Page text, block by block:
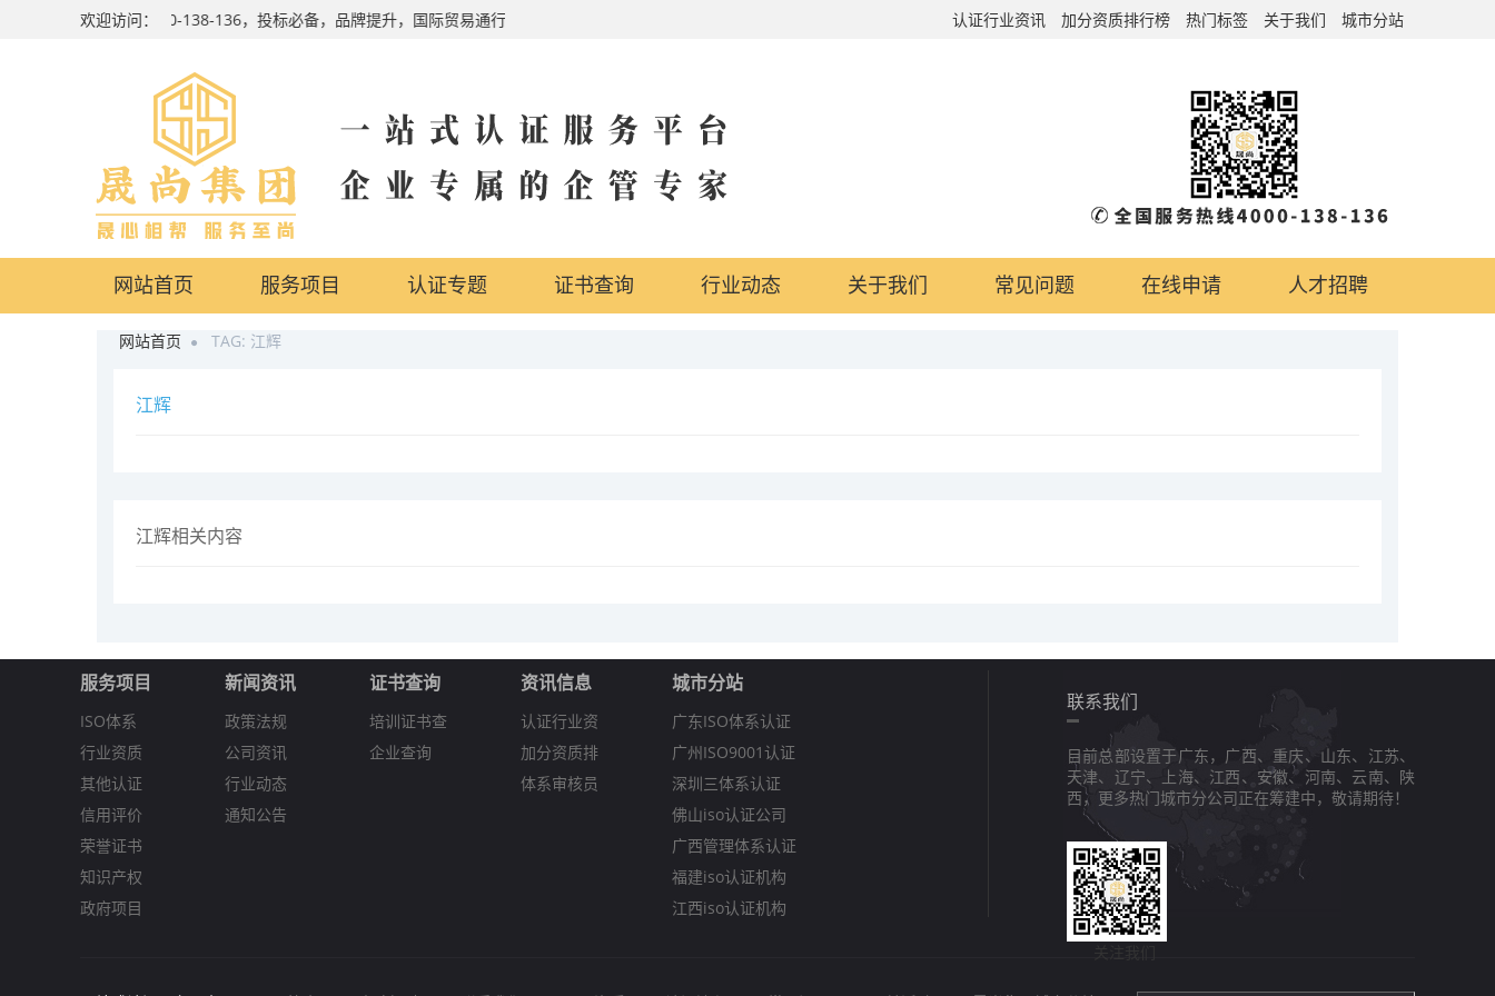
欢迎访问：
小时咨询热线：4000-138-136，投标必备，品牌提升，国际贸易通行证，政府奖励，吸引投资，国内外实地办公地点，行业体系全覆盖 认证行业资讯 加分资质排行榜 热门标签 关于我们 城市分站
网站首页 服务项目 认证专题 证书查询 行业动态 关于我们 常见问题 在线申请 人才招聘
网站首页 TAG: 江辉
江辉
江辉相关内容
服务项目
ISO体系
行业资质
其他认证
信用评价
荣誉证书
知识产权
政府项目
新闻资讯
政策法规
公司资讯
行业动态
通知公告
证书查询
培训证书查
企业查询
资讯信息
认证行业资
加分资质排
体系审核员
城市分站
广东ISO体系认证
广州ISO9001认证
深圳三体系认证
佛山iso认证公司
广西管理体系认证
福建iso认证机构
江西iso认证机构
联系我们
目前总部设置于广东，广西、重庆、山东、江苏、
天津、辽宁、上海、江西、安徽、河南、云南、陕
西，更多热门城市分公司正在筹建中，敬请期待！